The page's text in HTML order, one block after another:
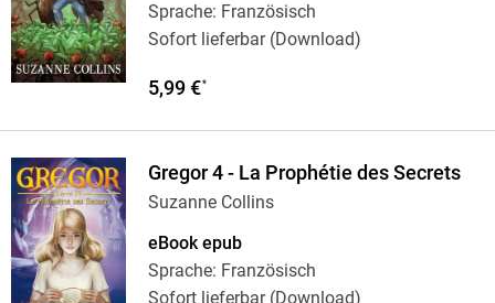
Sprache: Französisch
Sofort lieferbar (Download)
5,99 €*
Gregor 4 - La Prophétie des Secrets
Suzanne Collins
eBook epub
Sprache: Französisch
Sofort lieferbar (Download)